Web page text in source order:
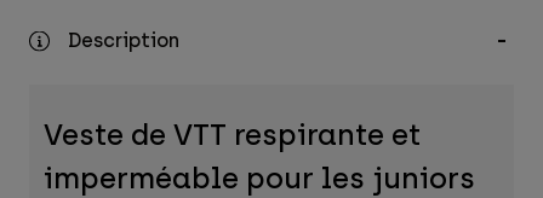
Chapeaux et Casquettes
Voir tout
Description
Veste de VTT respirante et
imperméable pour les juniors